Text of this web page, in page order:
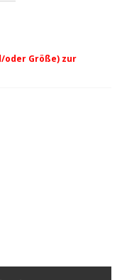
oder Größe) zur